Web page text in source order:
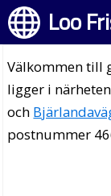
Loo
Välkommen till
ligger i
och
postnummer